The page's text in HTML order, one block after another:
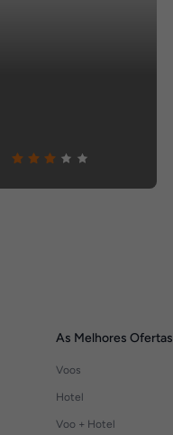
As Melhores Ofertas
Voos
Hotel
Voo + Hotel